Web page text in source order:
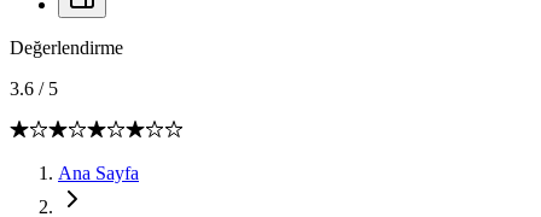
Değerlendirme
3.6 / 5
Ana Sayfa